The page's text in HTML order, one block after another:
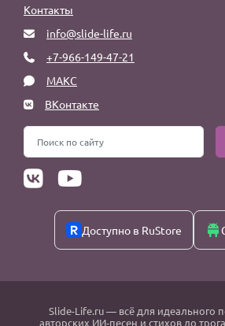
Контакты
info@slide-life.ru
+7-966-149-47-21
МАКС
ВКонтакте
Доступно в RuStore
Slide-Life.ru— всё для идеального
авторских ИИ-песен и стихов до